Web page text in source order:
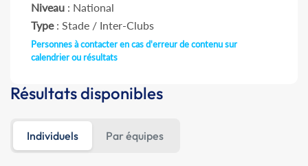
Niveau : National
Type: Stade / Inter-Clubs
Personnes à contacter en cas d'erreur de contenu sur
calendrier ou résultats
Résultats disponibles
Individuels Par équipes